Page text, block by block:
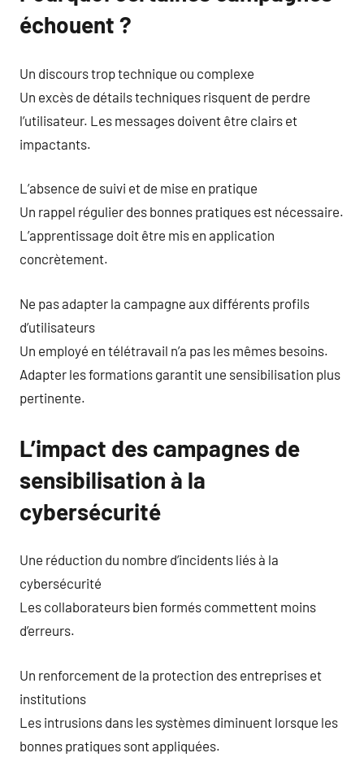
échouent ?
Un discours trop technique ou complexe
Un excès de détails techniques risquent de perdre
l’utilisateur. Les messages doivent être clairs et
impactants.
L’absence de suivi et de mise en pratique
Un rappel régulier des bonnes pratiques est nécessaire.
L’apprentissage doit être mis en application
concrètement.
Ne pas adapter la campagne aux différents profils
d’utilisateurs
Un employé en télétravail n’a pas les mêmes besoins.
Adapter les formations garantit une sensibilisation plus
pertinente.
L’impact des campagnes de
sensibilisation à la
cybersécurité
Une réduction du nombre d’incidents liés à la
cybersécurité
Les collaborateurs bien formés commettent moins
d’erreurs.
Un renforcement de la protection des entreprises et
institutions
Les intrusions dans les systèmes diminuent lorsque les
bonnes pratiques sont appliquées.